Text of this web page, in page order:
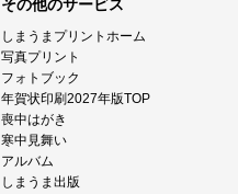
その他のサービス
しまうまプリントホーム
写真プリント
フォトブック
年賀状印刷2027年版TOP
喪中はがき
寒中見舞い
アルバム
しまうま出版